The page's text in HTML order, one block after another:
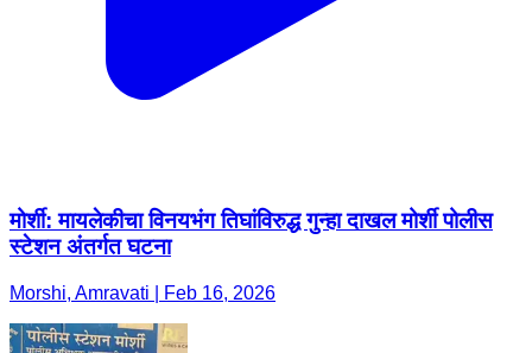
मोर्शी: मायलेकीचा विनयभंग तिघांविरुद्ध गुन्हा दाखल मोर्शी पोलीस
स्टेशन अंतर्गत घटना
Morshi, Amravati | Feb 16, 2026